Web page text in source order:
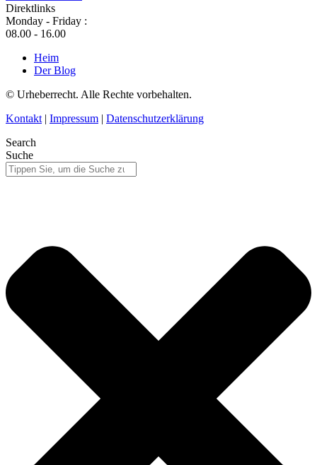
Direktlinks
Monday - Friday :
08.00 - 16.00
Heim
Der Blog
© Urheberrecht. Alle Rechte vorbehalten.
Kontakt | Impressum | Datenschutzerklärung
Search
Suche